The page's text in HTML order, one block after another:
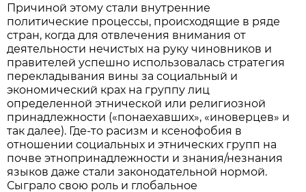
Причиной этому стали внутренние
политические процессы, происходящие в ряде
стран, когда для отвлечения внимания от
деятельности нечистых на руку чиновников и
правителей успешно использовалась стратегия
перекладывания вины за социальный и
экономический крах на группу лиц
определенной этнической или религиозной
принадлежности («понаехавших», «иноверцев» и
так далее). Где-то расизм и ксенофобия в
отношении социальных и этнических групп на
почве этнопринадлежности и знания/незнания
языков даже стали законодательной нормой.
Сыграло свою роль и глобальное